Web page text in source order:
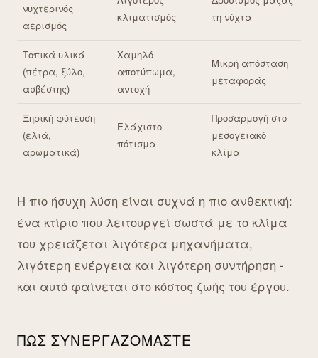
νυχτερινός
αερισμός
κλιματισμός
τη νύχτα
Τοπικά υλικά
(πέτρα, ξύλο,
ασβέστης)
Χαμηλό
αποτύπωμα,
αντοχή
Μικρή απόσταση
μεταφοράς
Ξηρική φύτευση
(ελιά,
αρωματικά)
Ελάχιστο
πότισμα
Προσαρμογή στο
μεσογειακό
κλίμα
Η πιο ήσυχη λύση είναι συχνά η πιο ανθεκτική:
ένα κτίριο που λειτουργεί σωστά με το κλίμα
του χρειάζεται λιγότερα μηχανήματα,
λιγότερη ενέργεια και λιγότερη συντήρηση -
και αυτό φαίνεται στο κόστος ζωής του έργου.
ΠΏΣ ΣΥΝΕΡΓΑΖΌΜΑΣΤΕ